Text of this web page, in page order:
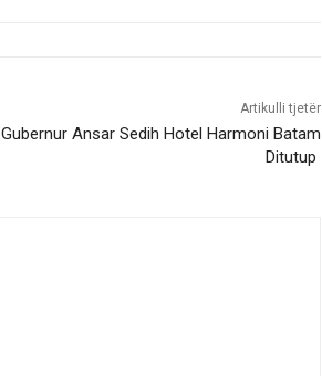
Artikulli tjetër
Gubernur Ansar Sedih Hotel Harmoni Batam
Ditutup